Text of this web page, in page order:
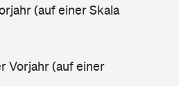
(auf einer Skala
Vorjahr (auf einer